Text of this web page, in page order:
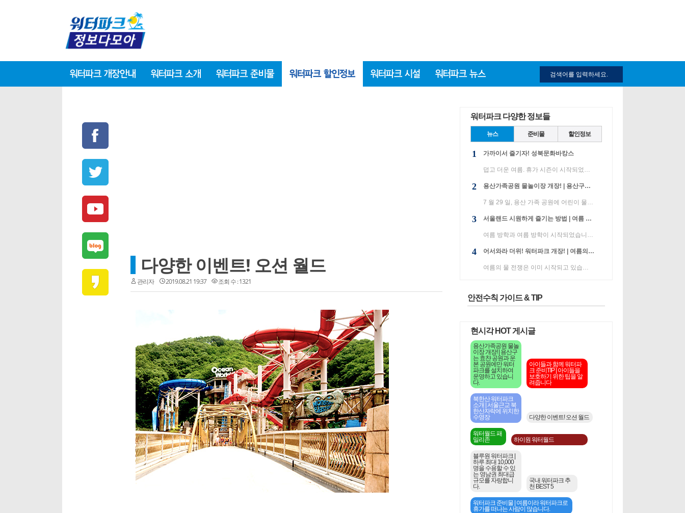
워터파크 개장안내 워터파크 소개 워터파크 준비물 워터파크 할인정보 워터파크 시설 워터파크 뉴스
다양한 이벤트! 오션 월드
관리자 2019.08.21 19:37 조회 수 : 1321
워터파크 다양한 정보들
뉴스 준비물 할인정보
1 가까이서 즐기자! 성북문화바캉스
덥고 더운 여름. 휴가 시즌이 시작되었습니다. 성북구는 여름 방학이 시작되면 학교 운동장에서 온 가족이 ...
2 용산가족공원 물놀이장 개장! | 용산구는 효챤 공원과 운본 공원에만 워터 파크를 설치하여 운영하고 있습니다.
7 월 29 일, 용산 가족 공원에 어린이 물놀이 장을 열었습니다. 용산구는 효챤 공원과 운본 공원에만 워터 ...
3 서울랜드 시원하게 즐기는 방법 | 여름 방학이 시작되었습니다!
여름 방학과 여름 방학이 시작되었습니다! 나는 어디든지 가야하고, 뭔가를하고있는 것 같습니다. 아는 SNS...
4 어서와라 더위! 워터파크 개장! | 여름의 물 전쟁은 이미 시작되고 있습니다.
여름의 물 전쟁은 이미 시작되고 있습니다. "토루코다무"라는 테마 파크 수영장 인 캐리비안 베이 야외 시...
안전수칙 가이드 & TIP
현시각 HOT 게시글
용산가족공원 물놀
이장 개장! | 용산구
는 효챤 공원과 운
본 공원에만 워터
파크를 설치하여
운영하고 있습니
다.
아이들과 함께 워터파
크 준비TIP | 아이들을
보호하기 위한 팁을 알
려줍니다
북한산 워터파크
소개 | 서울근교 북
한산자락에 위치한
수영장
다양한 이벤트! 오션 월드
워터월드 패
밀리존
하이원 워터월드
블루원 워터파크 |
하루 최대 10,000
명을 수용할 수 있
는 영남권 최대급
규모를 자랑합니
다.
국내 워터파크 추
천 BEST 5
워터파크 준비물 | 여름이라 워터파크로
휴가를 떠나는 사람이 많습니다.